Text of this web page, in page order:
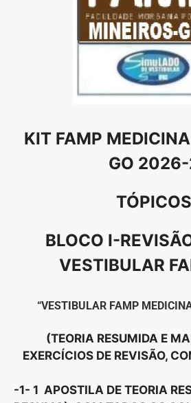
KIT FAMP
GO
TÓPICOS
BLOCO I-
VESTIBULAR
“VESTIBULAR FAMP
(TEORIA RESUMIDA E
EXERCÍCIOS DE REVISÃO,
-1- 1 APOSTILA DE TEORIA